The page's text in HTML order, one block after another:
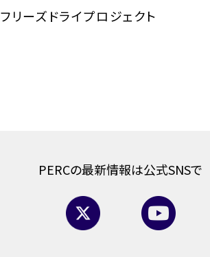
フリーズドライプロジェクト
PERCの最新情報は公式SNSで